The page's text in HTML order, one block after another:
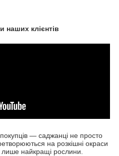
наших клієнтів
— саджанці не просто
на розкішні окраси
найкращі рослини.